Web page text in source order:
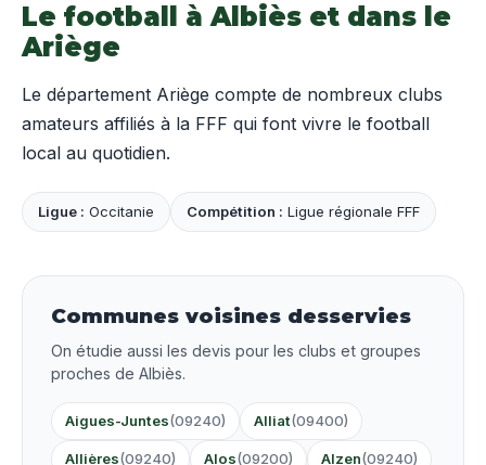
Le football à Albiès et dans le
Ariège
Le département Ariège compte de nombreux clubs
amateurs affiliés à la FFF qui font vivre le football
local au quotidien.
Ligue : Occitanie Compétition : Ligue régionale FFF
Communes voisines desservies
On étudie aussi les devis pour les clubs et groupes
proches de Albiès.
Aigues-Juntes(09240) Alliat(09400)
Allières(09240) Alos(09200) Alzen(09240)